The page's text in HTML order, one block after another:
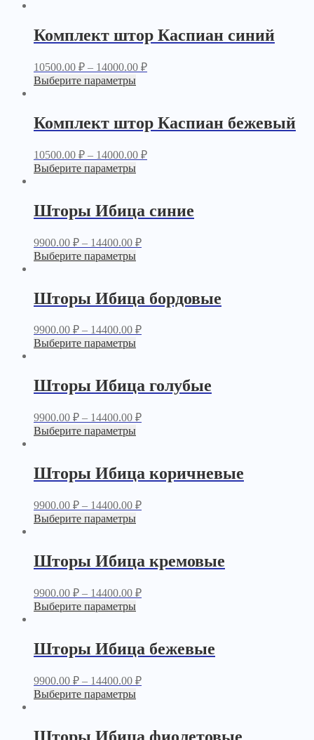
Комплект штор Каспиан синий
10500.00 ₽ – 14000.00 ₽
Выберите параметры
Комплект штор Каспиан бежевый
10500.00 ₽ – 14000.00 ₽
Выберите параметры
Шторы Ибица синие
9900.00 ₽ – 14400.00 ₽
Выберите параметры
Шторы Ибица бордовые
9900.00 ₽ – 14400.00 ₽
Выберите параметры
Шторы Ибица голубые
9900.00 ₽ – 14400.00 ₽
Выберите параметры
Шторы Ибица коричневые
9900.00 ₽ – 14400.00 ₽
Выберите параметры
Шторы Ибица кремовые
9900.00 ₽ – 14400.00 ₽
Выберите параметры
Шторы Ибица бежевые
9900.00 ₽ – 14400.00 ₽
Выберите параметры
Шторы Ибица фиолетовые